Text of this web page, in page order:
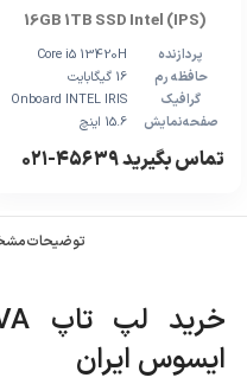
16GB 1TB SSD Intel (IPS)
پردازنده
Core i5 13420H
حافظه رم
16 گیگابایت
گرافیک
Onboard INTEL IRIS
صفحه‌نمایش
15.6 اینچ
تماس بگیرید ۴۵۶۳۹-۰۲۱
توضیحات
ایسوس ایران